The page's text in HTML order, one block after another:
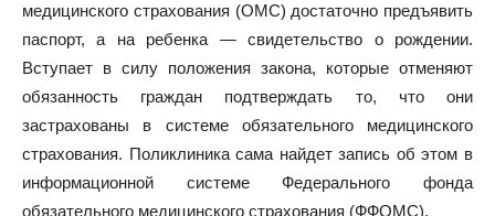
медицинского страхования (ОМС) достаточно предъявить
паспорт, а на ребенка — свидетельство о рождении.
Вступает в силу положения закона, которые отменяют
обязанность граждан подтверждать то, что они
застрахованы в системе обязательного медицинского
страхования. Поликлиника сама найдет запись об этом в
информационной системе Федерального фонда
обязательного медицинского страхования (ФФОМС).